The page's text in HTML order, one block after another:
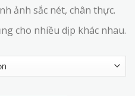
ảnh sắc nét, chân thực.
cho nhiều dịp khác nhau.